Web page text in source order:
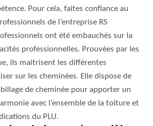
Pour cela, faites confiance au
de l’entreprise RS
ont été embauchés sur la
professionnelles. Prouvées par les
ils maitrisent les différentes
sur les cheminées. Elle dispose de
de cheminée pour apporter un
avec l’ensemble de la toiture et
du PLU.